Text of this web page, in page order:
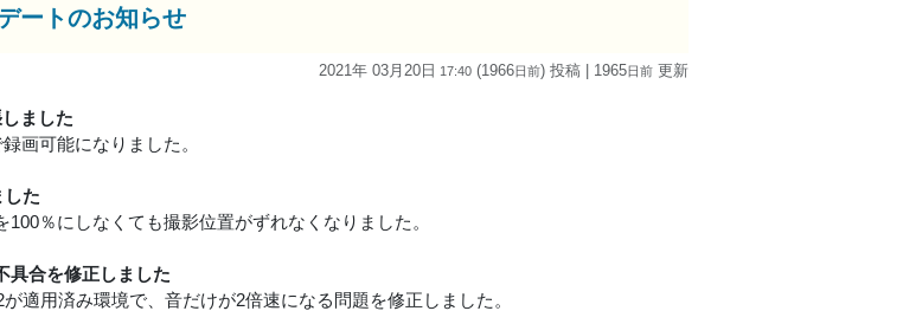
ートのお知らせ
2021年 03月20日 17:40 (1966日前) 投稿 | 1965日前 更新
ました
画可能になりました。
した
％にしなくても撮影位置がずれなくなりました。
具合を修正しました
適用済み環境で、音だけが2倍速になる問題を修正しました。